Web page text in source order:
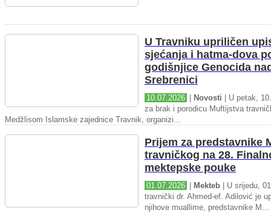
U Travniku upriličen
sjećanja i hatma-dova
godišnjice Genocida
Srebrenici
10.07.2026 Novosti | U petak,
za brak i porodicu Muftijstva
Medžlisom Islamske zajednice Travnik, organizi...
Prijem za predstavnike
travničkog na 28.
mektepske pouke
01.07.2026 Mekteb | U srijedu,
travnički dr. Ahmed-ef. Adilović je
njihove muallime, predstavnike M...